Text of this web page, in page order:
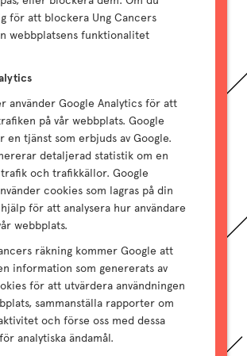
för att blockera Ung Cancers
webbplatsens funktionalitet
använder Google Analytics för att
på vår webbplats. Google
en tjänst som erbjuds av Google.
detaljerad statistik om en
och trafikkällor. Google
cookies som lagras på din
för att analysera hur användare
webbplats.
räkning kommer Google att
information som genererats av
för att utvärdera användningen
sammanställa rapporter om
och förse oss med dessa
analytiska ändamål.